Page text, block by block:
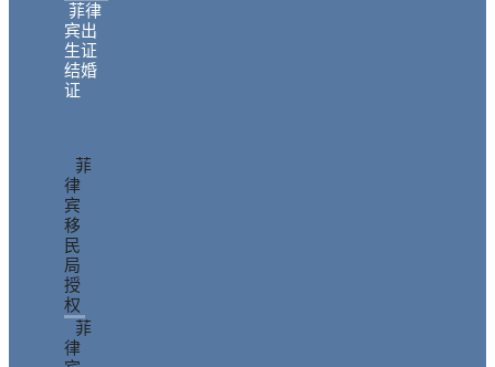
菲律
宾出
生证
结婚
证
菲
律
宾
移
民
局
授
权
菲
律